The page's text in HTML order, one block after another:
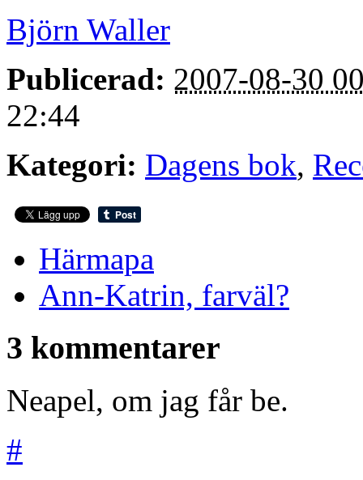
Björn Waller
Publicerad: 2007-08-30
22:44
Kategori: Dagens bok,
Härmapa
Ann-Katrin, farväl?
3 kommentarer
Neapel, om jag får be.
#